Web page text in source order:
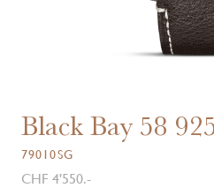
Black Bay 58
79010SG
CHF 4'550.-